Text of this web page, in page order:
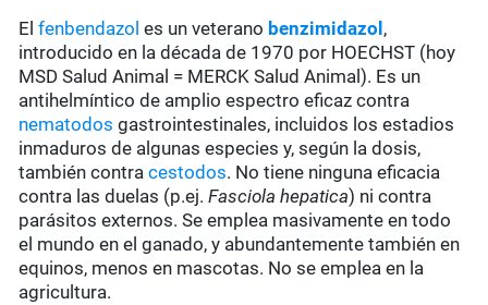
Elfenbendazol es un veterano benzimidazol ,
introducido en la década de 1970 por HOECHST (hoy
MSD Salud Animal = MERCK Salud Animal). Es un
antihelmíntico de amplio espectro eficaz contra
nematodos gastrointestinales, incluidos los estadios
inmaduros de algunas especies y, según la dosis,
también contracestodos. No tiene ninguna eficacia
contra las duelas (p.ej.Fasciola hepatica) ni contra
parásitos externos. Se emplea masivamente en todo
el mundo en el ganado, y abundantemente también en
equinos, menos en mascotas. No se emplea en la
agricultura.